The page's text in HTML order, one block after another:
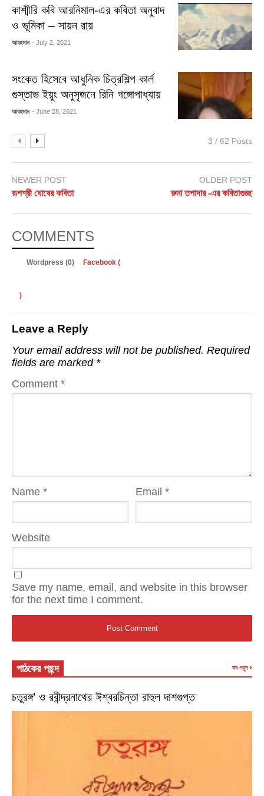
কাশ্মীরি কবি আরনিমাল-এর কবিতা অনুবাদ
ও ভূমিকা – সায়ন রায়
আবহমান - July 2, 2021
সংকেত হিসেবে আধুনিক চিত্রশিল্প কার্ল
গুস্তাভ ইয়ুং অনুসৃজনে রিনি গঙ্গোপাধ্যায়
আবহমান - June 28, 2021
3 / 62 Posts
NEWER POST
রূপশ্রী ঘোষের কবিতা
OLDER POST
রুমা তপাদার -এর কবিতাগুচ্ছ
COMMENTS
Wordpress (0) Facebook (
)
Leave a Reply
Your email address will not be published. Required
fields are marked *
Comment *
Name * Email*
Website
Save my name, email, and website in this browser
for the next time I comment.
পাঠকের পছন্দ সব পড়ুন
চতুরঙ্গ’ ও রবীন্দ্রনাথের ঈশ্বরচিন্তা রাহুল দাশগুপ্ত